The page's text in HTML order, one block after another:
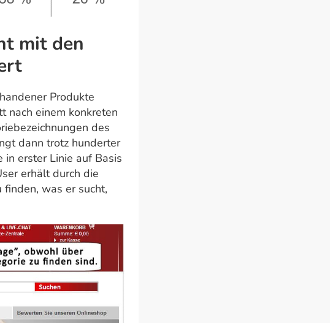
mit den
Produkte
nach einem konkreten
des
dann trotz hunderter
in erster Linie auf Basis
erhält durch die
finden, was er sucht,